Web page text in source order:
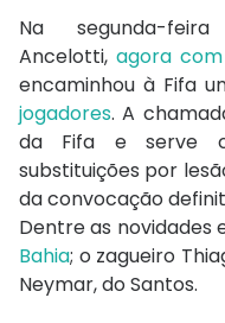
Na segunda-
Ancelotti,agora
encaminhou à Fifa
jogadores. A
da Fifa e serve
substituições por
da convocação
Dentre as novidades
Bahia; o zagueiro
Neymar, do Santos.